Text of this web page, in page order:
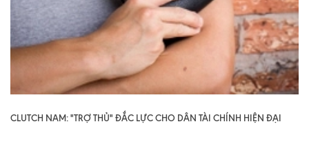
CLUTCH NAM: "TRỢ THỦ" ĐẮC LỰC CHO DÂN TÀI CHÍNH HIỆN ĐẠI